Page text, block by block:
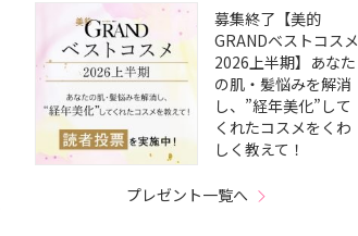
募集終了【美的
GRANDベストコスメ
2026上半期】あなた
の肌・髪悩みを解消
し、”経年美化”して
くれたコスメをくわ
しく教えて！
プレゼント一覧へ